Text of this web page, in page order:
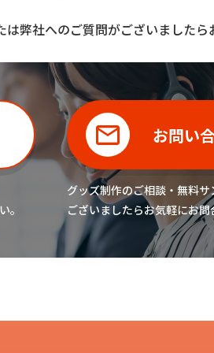
弊社へのご質問がございました
。
お問い
グッズ制作のご相談・無料
ございましたらお気軽にお問